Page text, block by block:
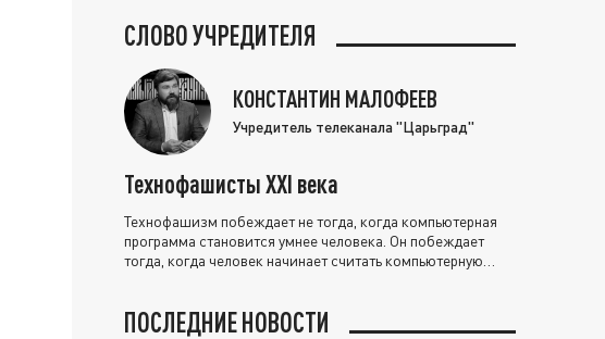
СЛОВО УЧРЕДИТЕЛЯ
КОНСТАНТИН МАЛОФЕЕВ
Учредитель телеканала "Царьград"
Технофашисты XXI века
Технофашизм побеждает не тогда, когда компьютерная
программа становится умнее человека. Он побеждает
тогда, когда человек начинает считать компьютерную
ПОСЛЕДНИЕ НОВОСТИ